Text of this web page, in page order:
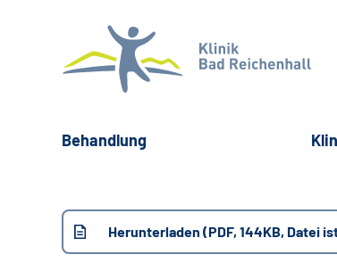
Behandlung
Herunterladen (PDF, 144KB, Datei